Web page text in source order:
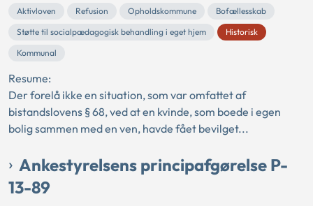
Aktivloven Refusion Opholdskommune
Bofællesskab
Støtte til socialpædagogisk behandling i eget hjem
Historisk
Kommunal
Resume:
Der forelå ikke en situation, som var omfattet af
bistandslovens § 68, ved at en kvinde, som boede i egen
bolig sammen med en ven, havde fået bevilget...
Ankestyrelsens principafgørelse P-
13-89